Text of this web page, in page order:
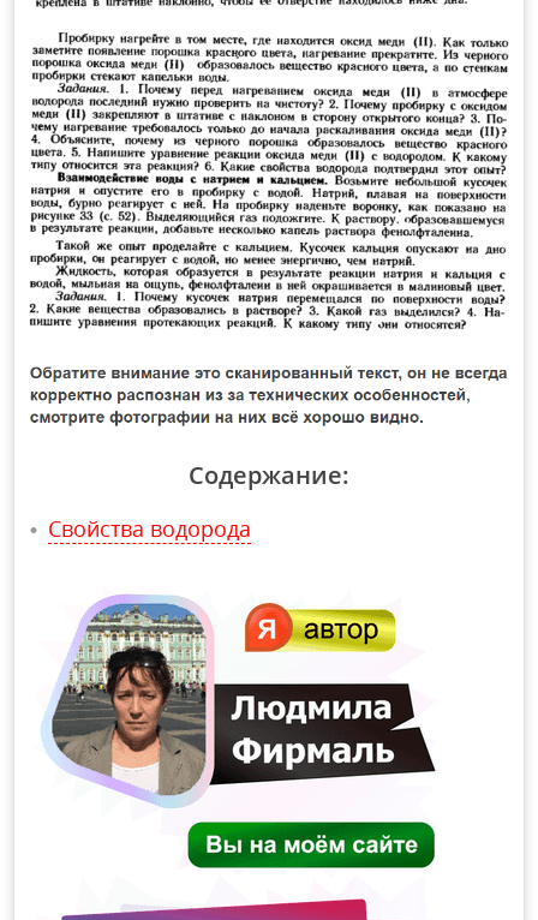
Содержание:
Свойства водорода